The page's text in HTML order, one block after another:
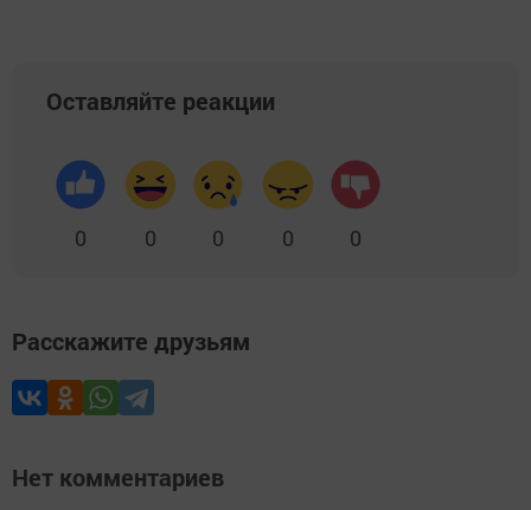
Оставляйте реакции
0 0 0 0 0
Расскажите друзьям
Нет комментариев